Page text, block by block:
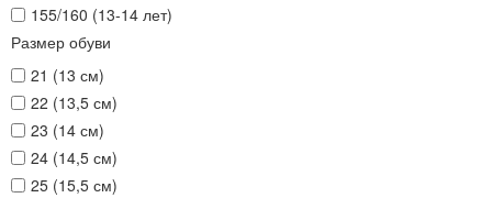
155/160 (13-14 лет)
Размер обуви
21 (13 см)
22 (13,5 см)
23 (14 см)
24 (14,5 см)
25 (15,5 см)